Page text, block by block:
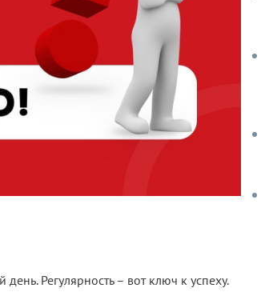
Регулярность – вот ключ к успеху.